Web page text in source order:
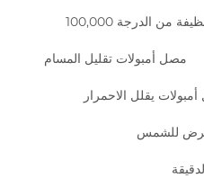
الدرجة 100,000
مصل أمبولات تقليل المسام
يقلل الاحمرار
للشمس